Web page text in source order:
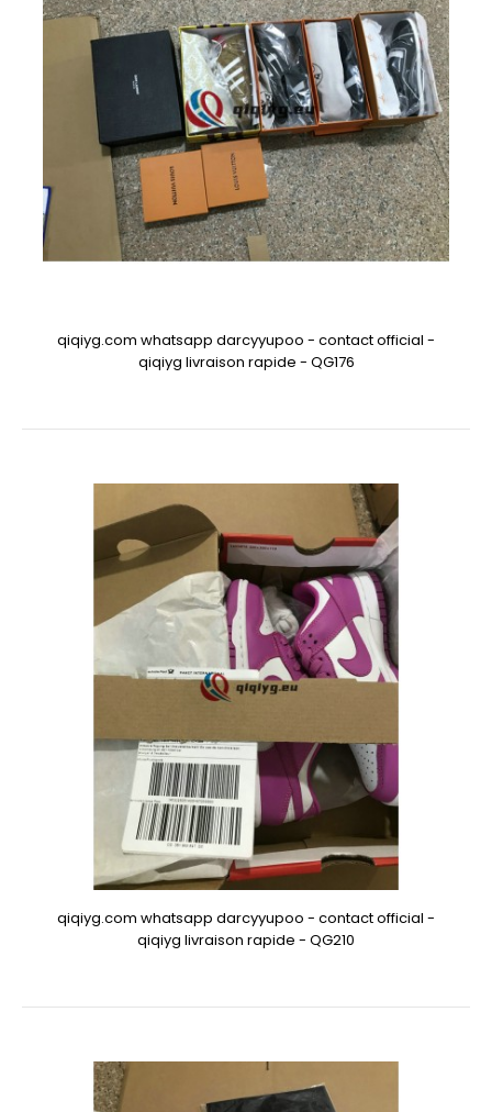
qiqiyg.com whatsapp darcyyupoo - contact official -
qiqiyg livraison rapide - QG176
qiqiyg.com whatsapp darcyyupoo - contact official -
qiqiyg livraison rapide - QG210